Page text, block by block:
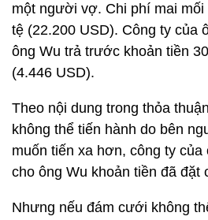
một người vợ. Chi phí mai mối
tệ (22.200 USD). Công ty của
ông Wu trả trước khoản tiền
(4.446 USD).
Theo nội dung trong thỏa
không thể tiến hành do bên
muốn tiến xa hơn, công ty của
cho ông Wu khoản tiền đã đặt
Nhưng nếu đám cưới không